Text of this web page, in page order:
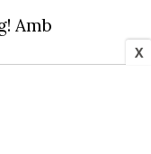
X
Amb